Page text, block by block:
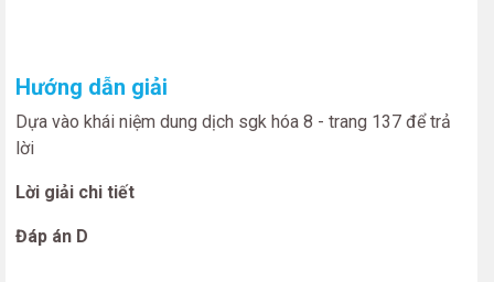
Hướng dẫn giải
Dựa vào khái niệm dung dịch sgk hóa 8 - trang 137 để trả
lời
Lời giải chi tiết
Đáp án D